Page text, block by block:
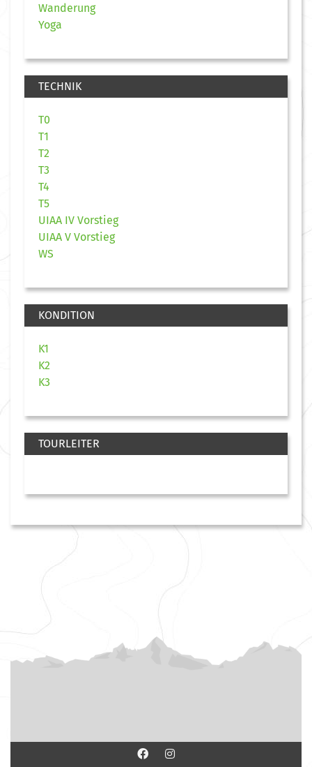
Wanderung
Yoga
TECHNIK
T0
T1
T2
T3
T4
T5
UIAA IV Vorstieg
UIAA V Vorstieg
WS
KONDITION
K1
K2
K3
TOURLEITER